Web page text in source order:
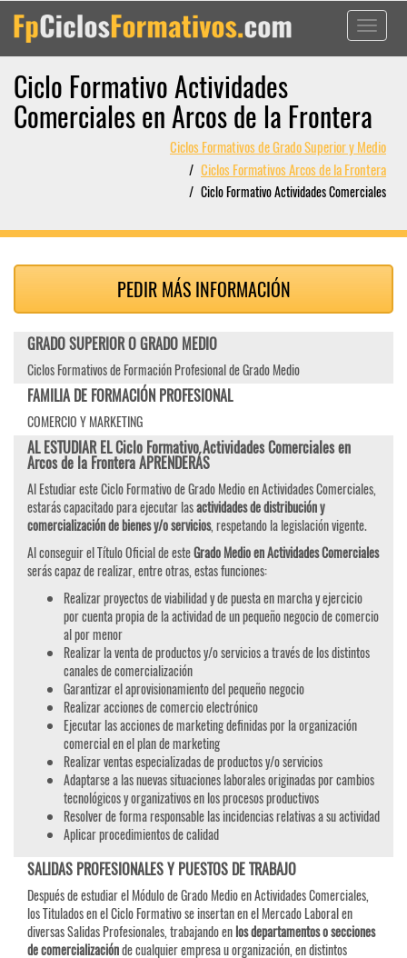
Toggle
Ciclo Formativo Actividades
Comerciales en Arcos de la Frontera
Ciclos Formativos de Grado Superior y Medio
Ciclos Formativos Arcos de la Frontera
Ciclo Formativo Actividades Comerciales
PEDIR MÁS INFORMACIÓN
GRADO SUPERIOR O GRADO MEDIO
Ciclos Formativos de Formación Profesional de Grado Medio
FAMILIA DE FORMACIÓN PROFESIONAL
COMERCIO Y MARKETING
AL ESTUDIAR EL Ciclo Formativo Actividades Comerciales en
Arcos de la Frontera APRENDERÁS
Al Estudiar este Ciclo Formativo de Grado Medio en Actividades Comerciales,
estarás capacitado para ejecutar lasactividades de distribución y
comercialización de bienes y/o servicios, respetando la legislación vigente.
Al conseguir el Título Oficial de esteGrado Medio en Actividades Comerciales
serás capaz de realizar, entre otras, estas funciones:
Realizar proyectos de viabilidad y de puesta en marcha y ejercicio
por cuenta propia de la actividad de un pequeño negocio de comercio
al por menor
Realizar la venta de productos y/o servicios a través de los distintos
canales de comercialización
Garantizar el aprovisionamiento del pequeño negocio
Realizar acciones de comercio electrónico
Ejecutar las acciones de marketing definidas por la organización
comercial en el plan de marketing
Realizar ventas especializadas de productos y/o servicios
Adaptarse a las nuevas situaciones laborales originadas por cambios
tecnológicos y organizativos en los procesos productivos
Resolver de forma responsable las incidencias relativas a su actividad
Aplicar procedimientos de calidad
SALIDAS PROFESIONALES Y PUESTOS DE TRABAJO
Después de estudiar el Módulo de Grado Medio en Actividades Comerciales,
los Titulados en el Ciclo Formativo se insertan en el Mercado Laboral en
diversas Salidas Profesionales, trabajando enlos departamentos o secciones
de comercializaciónde cualquier empresa u organización, en distintos